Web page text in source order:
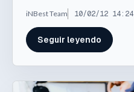
iNBest Team 10/02/12 14:24
Seguir leyendo